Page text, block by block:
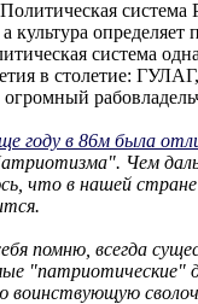
система
а культура
система
в столетие:
огромный
году в 86м была
Чем
что в нашей стране
помню, всегда
"патриотические"
воинствующую